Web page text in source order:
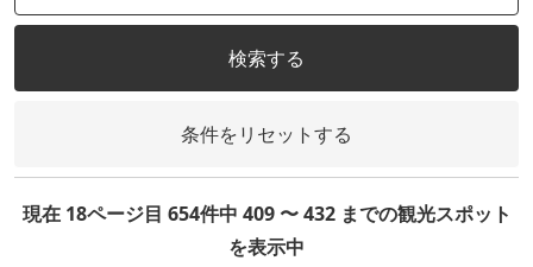
検索する
条件をリセットする
現在 18ページ目 654件中 409 〜 432 までの観光スポット
を表示中